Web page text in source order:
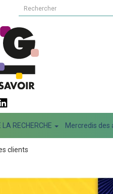
LA RECHERCHE Mercredis des
clients